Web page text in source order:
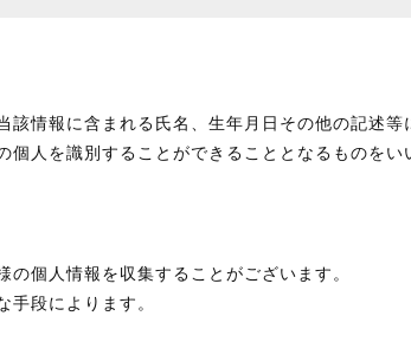
該情報に含まれる氏名、生年月日その他の記述
人を識別することができることとなるものをい
個人情報を収集することがございます。
手段によります。